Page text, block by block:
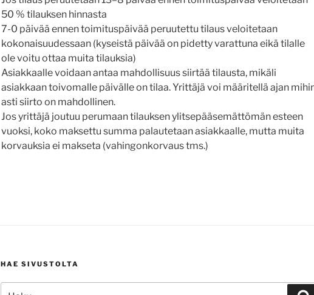
50 % tilauksen hinnasta
7-0 päivää ennen toimituspäivää peruutettu tilaus veloitetaan
kokonaisuudessaan (kyseistä päivää on pidetty varattuna eikä tilalle
ole voitu ottaa muita tilauksia)
Asiakkaalle voidaan antaa mahdollisuus siirtää tilausta, mikäli
asiakkaan toivomalle päivälle on tilaa. Yrittäjä voi määritellä ajan
asti siirto on mahdollinen.
Jos yrittäjä joutuu perumaan tilauksen ylitsepääsemättömän esteen
vuoksi, koko maksettu summa palautetaan asiakkaalle, mutta muita
korvauksia ei makseta (vahingonkorvaus tms.)
HAE SIVUSTOLTA